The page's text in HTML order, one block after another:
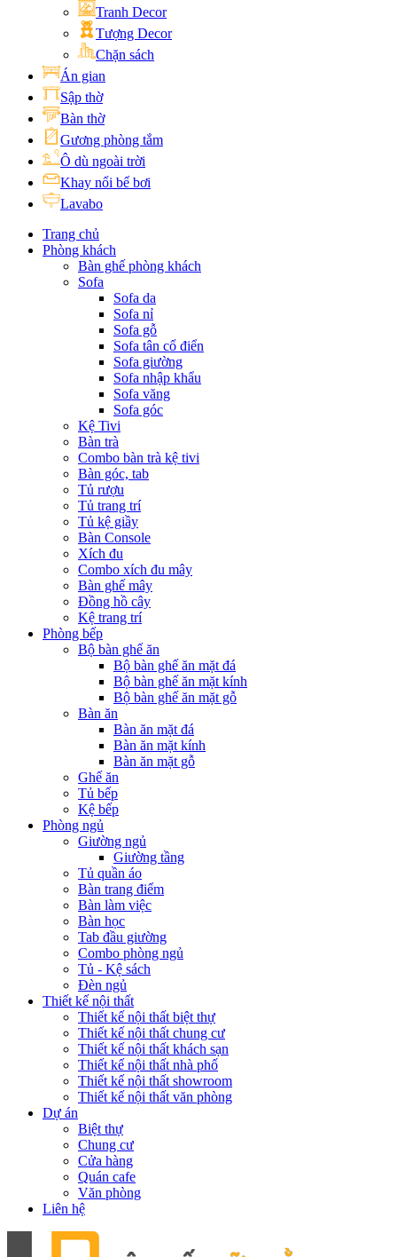
Tranh Decor
Tượng Decor
Chặn sách
Án gian
Sập thờ
Bàn thờ
Gương phòng tắm
Ô dù ngoài trời
Khay nổi bể bơi
Lavabo
Trang chủ
Phòng khách
Bàn ghế phòng khách
Sofa
Sofa da
Sofa nỉ
Sofa gỗ
Sofa tân cổ điển
Sofa giường
Sofa nhập khẩu
Sofa văng
Sofa góc
Kệ Tivi
Bàn trà
Combo bàn trà kệ tivi
Bàn góc, tab
Tủ rượu
Tủ trang trí
Tủ kệ giầy
Bàn Console
Xích đu
Combo xích đu mây
Bàn ghế mây
Đồng hồ cây
Kệ trang trí
Phòng bếp
Bộ bàn ghế ăn
Bộ bàn ghế ăn mặt đá
Bộ bàn ghế ăn mặt kính
Bộ bàn ghế ăn mặt gỗ
Bàn ăn
Bàn ăn mặt đá
Bàn ăn mặt kính
Bàn ăn mặt gỗ
Ghế ăn
Tủ bếp
Kệ bếp
Phòng ngủ
Giường ngủ
Giường tầng
Tủ quần áo
Bàn trang điểm
Bàn làm việc
Bàn học
Tab đầu giường
Combo phòng ngủ
Tủ - Kệ sách
Đèn ngủ
Thiết kế nội thất
Thiết kế nội thất biệt thự
Thiết kế nội thất chung cư
Thiết kế nội thất khách sạn
Thiết kế nội thất nhà phố
Thiết kế nội thất showroom
Thiết kế nội thất văn phòng
Dự án
Biệt thự
Chung cư
Cửa hàng
Quán cafe
Văn phòng
Liên hệ